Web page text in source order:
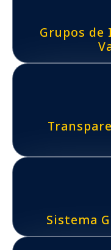
Grupos de
Sistema